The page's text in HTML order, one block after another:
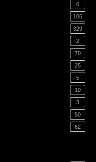
6
106
329
2
70
25
5
10
3
50
62